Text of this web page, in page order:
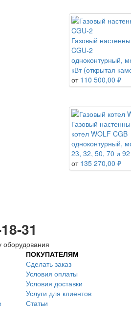
Газовый
CGU-2
одноконтурный,
кВт (открытая
от 110 500,00 ₽
Газовый
котел WOLF CGB
одноконтурный,
23, 32, 50, 70 и 92
от 135 270,00 ₽
31
оборудования
ПОКУПАТЕЛЯМ
Сделать заказ
Условия оплаты
Условия доставки
Услуги для клиентов
Статьи